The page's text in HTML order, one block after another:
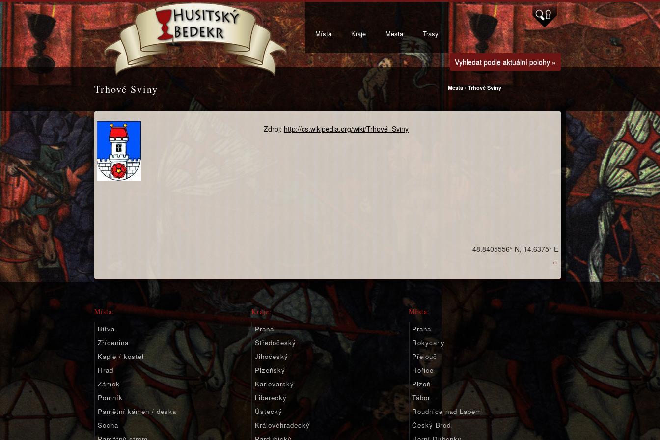
Místa Kraje Města Trasy
Vyhledat podle aktuální polohy »
Trhové Sviny Města ›Trhové Sviny
Zdroj: http://cs.wikipedia.org/wiki/Trhové_Sviny
↔
48.8405556° N, 14.6375° E
Místa:
Bitva
Zřícenina
Kaple / kostel
Hrad
Zámek
Pomník
Pamětní kámen / deska
Socha
Kraje:
Praha
Středočeský
Jihočeský
Plzeňský
Karlovarský
Liberecký
Ústecký
Královéhradecký
Města:
Praha
Rokycany
Přelouč
Hořice
Plzeň
Tábor
Roudnice nad Labem
Český Brod